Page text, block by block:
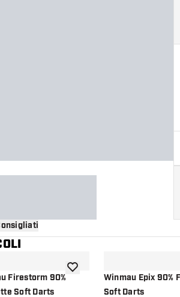
dei desideri
Firestorm 90%
Soft Darts
aggiungi alla lista dei desideri
Winmau Epix 90% Freccette
Soft Darts